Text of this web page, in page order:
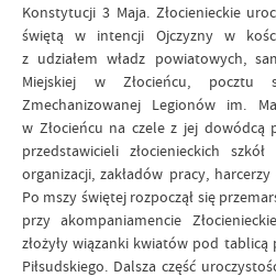
Konstytucji 3 Maja. Złocienieckie
świętą w intencji Ojczyzny w
z udziałem władz powiatowych,
Miejskiej w Złocieńcu, pocztu
Zmechanizowanej Legionów im.
w Złocieńcu na czele z jej dowódcą
przedstawicieli złocienieckich
organizacji, zakładów pracy,
Po mszy świętej rozpoczął się
przy akompaniamencie
złożyły wiązanki kwiatów pod tablicą
Piłsudskiego. Dalsza część